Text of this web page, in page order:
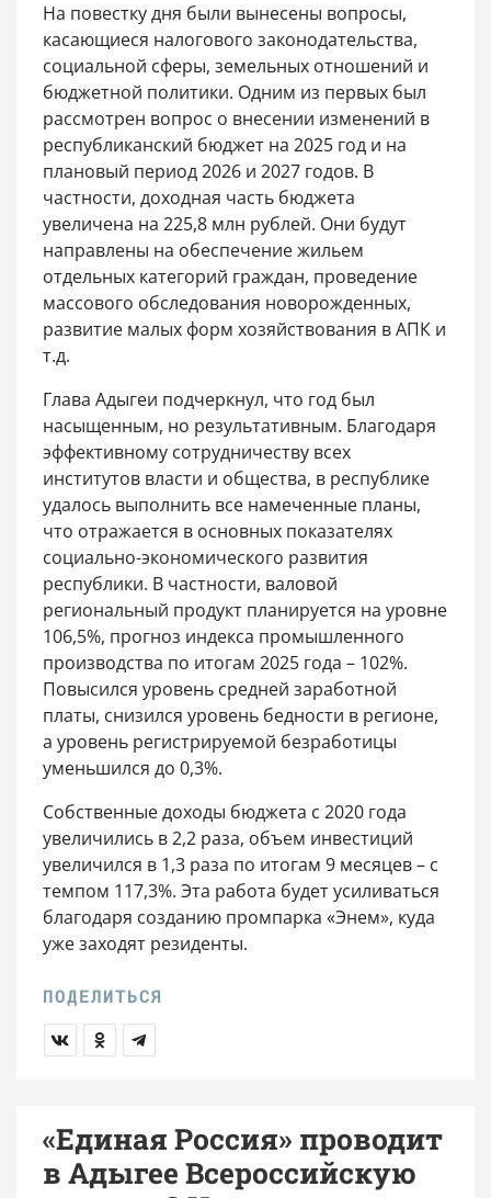
На повестку дня были вынесены вопросы,
касающиеся налогового законодательства,
социальной сферы, земельных отношений и
бюджетной политики. Одним из первых был
рассмотрен вопрос о внесении изменений в
республиканский бюджет на 2025 год и на
плановый период 2026 и 2027 годов. В
частности, доходная часть бюджета
увеличена на 225,8 млн рублей. Они будут
направлены на обеспечение жильем
отдельных категорий граждан, проведение
массового обследования новорожденных,
развитие малых форм хозяйствования в АПК и
т.д.
Глава Адыгеи подчеркнул, что год был
насыщенным, но результативным. Благодаря
эффективному сотрудничеству всех
институтов власти и общества, в республике
удалось выполнить все намеченные планы,
что отражается в основных показателях
социально-экономического развития
республики. В частности, валовой
региональный продукт планируется на уровне
106,5%, прогноз индекса промышленного
производства по итогам 2025 года – 102%.
Повысился уровень средней заработной
платы, снизился уровень бедности в регионе,
а уровень регистрируемой безработицы
уменьшился до 0,3%.
Собственные доходы бюджета с 2020 года
увеличились в 2,2 раза, объем инвестиций
увеличился в 1,3 раза по итогам 9 месяцев – с
темпом 117,3%. Эта работа будет усиливаться
благодаря созданию промпарка «Энем», куда
уже заходят резиденты.
«Единая Россия» проводит
в Адыгее Всероссийскую